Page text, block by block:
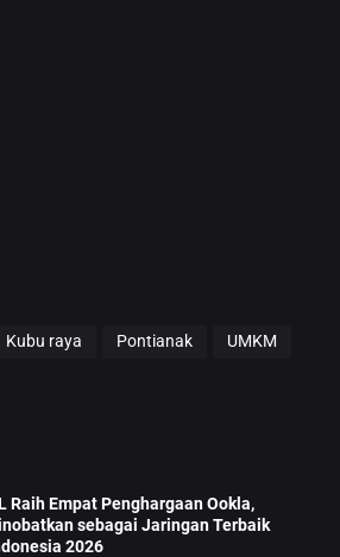
Kubu raya Pontianak UMKM
Raih Empat Penghargaan Ookla,
sebagai Jaringan Terbaik
2026